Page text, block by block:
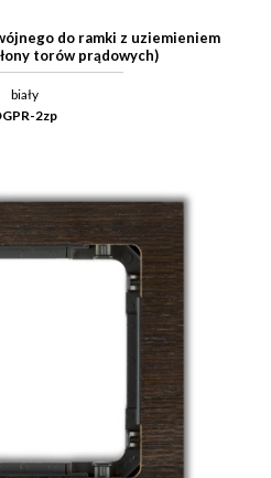
do ramki z uziemieniem
torów prądowych)
biały
2zp